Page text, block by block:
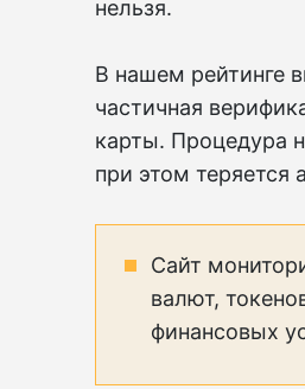
нельзя.
В нашем рейтинге
частичная
карты. Процедура
при этом теряется
Сайт
валют,
финансовых